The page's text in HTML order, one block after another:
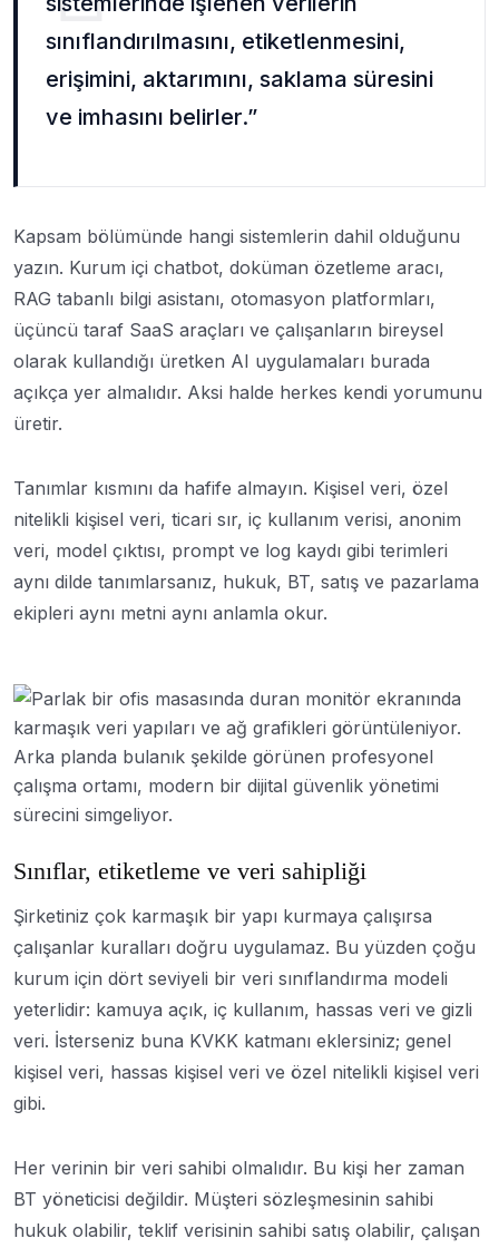
sınıflandırılmasını, etiketlenmesini,
erişimini, aktarımını, saklama süresini
ve imhasını belirler.”
Kapsam bölümünde hangi sistemlerin dahil olduğunu
yazın. Kurum içi chatbot, doküman özetleme aracı,
RAG tabanlı bilgi asistanı, otomasyon platformları,
üçüncü taraf SaaS araçları ve çalışanların bireysel
olarak kullandığı üretken AI uygulamaları burada
açıkça yer almalıdır. Aksi halde herkes kendi yorumunu
üretir.
Tanımlar kısmını da hafife almayın. Kişisel veri, özel
nitelikli kişisel veri, ticari sır, iç kullanım verisi, anonim
veri, model çıktısı, prompt ve log kaydı gibi terimleri
aynı dilde tanımlarsanız, hukuk, BT, satış ve pazarlama
ekipleri aynı metni aynı anlamla okur.
Sınıflar, etiketleme ve veri sahipliği
Şirketiniz çok karmaşık bir yapı kurmaya çalışırsa
çalışanlar kuralları doğru uygulamaz. Bu yüzden çoğu
kurum için dört seviyeli bir veri sınıflandırma modeli
yeterlidir: kamuya açık, iç kullanım, hassas veri ve gizli
veri. İsterseniz buna KVKK katmanı eklersiniz; genel
kişisel veri, hassas kişisel veri ve özel nitelikli kişisel veri
gibi.
Her verinin bir veri sahibi olmalıdır. Bu kişi her zaman
BT yöneticisi değildir. Müşteri sözleşmesinin sahibi
hukuk olabilir, teklif verisinin sahibi satış olabilir, çalışan